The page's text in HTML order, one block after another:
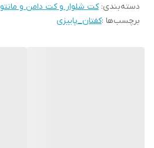
دسته‌بندی:کت شلوار و کت دامن و مانتو
برچسب‌ها :کفتان_پاییزی